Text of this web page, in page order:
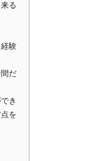
る
験
だ
き
を